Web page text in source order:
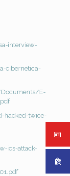
interview-
cibernetica-
E-
hacked-twice-
ics-attack-